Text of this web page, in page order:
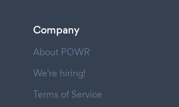
Company
About POWR
We're hiring!
Terms of Service